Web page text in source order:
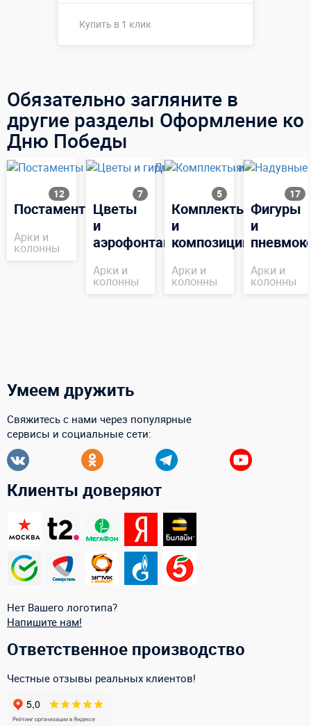
Купить в 1 клик
Обязательно загляните в
другие разделы Оформление ко
Дню Победы
12
Постаменты
Арки и
колонны
7
Цветы
и
аэрофонтаны
Арки и
колонны
5
Комплекты
и
композиции
Арки и
колонны
17
Фигуры
и
Арки и
колонны
Умеем дружить
Свяжитесь с нами через популярные
сервисы и социальные сети:
Клиенты доверяют
Нет Вашего логотипа?
Напишите нам!
Ответственное производство
Честные отзывы реальных клиентов!